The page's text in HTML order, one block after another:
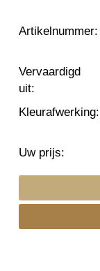
Artikelnummer:
Vervaardigd
uit:
Kleurafwerking:
Uw prijs: